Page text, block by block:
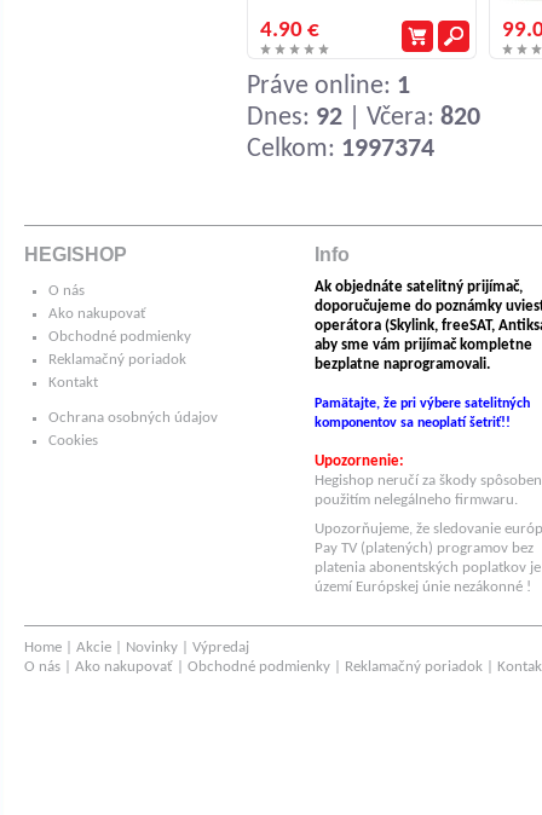
4.90 €
Práve online: 1
Dnes: 92 | Včera: 820
Celkom: 1997374
HEGISHOP
O nás
Ako nakupovať
Obchodné podmienky
Reklamačný poriadok
Kontakt
Ochrana osobných údajov
Cookies
Info
Ak objednáte satelitný prijímač,
doporučujeme do poznámky
operátora (Skylink, freeSAT,
aby sme vám prijímač kompletne
bezplatne naprogramovali.
Pamätajte, že pri výbere satelitných
komponentov sa neoplatí šetriť!!
Upozornenie:
Hegishop neručí za škody
použitím nelegálneho firmwaru.
Upozorňujeme, že sledovanie
Pay TV (platených) programov bez
platenia abonentských poplatkov
území Európskej únie nezákonné !
Home Akcie Novinky
Výpredaj
O nás
Ako nakupovať Obchodné podmienky Reklamačný poriadok